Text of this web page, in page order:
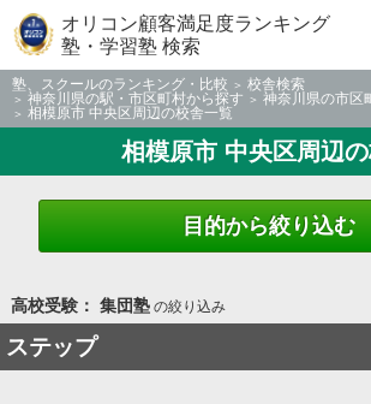
オリコン顧客満足度ランキング
塾・学習塾 検索
塾、スクールのランキング・比較
校舎検索
神奈川県の駅・市区町村から探す
神奈川県の市区
相模原市 中央区周辺の校舎一覧
相模原市 中央区周辺
目的から絞り込む
高校受験： 集団塾の絞り込み
ステップ